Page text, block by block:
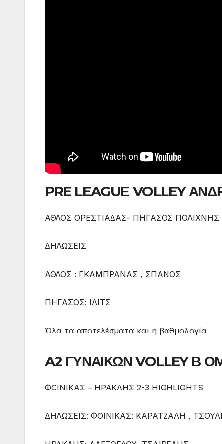
PRE LEAGUΕ VOLLEY
ΑΘΛΟΣ ΟΡΕΣΤΙΑΔΑΣ- ΠΗΓΑΣΟΣ ΠΟΛΙΧΝΗΣ
ΔΗΛΩΣΕΙΣ
ΑΘΛΟΣ : ΓΚΑΜΠΡΑΝΑΣ , ΣΠΑΝΟΣ
ΠΗΓΑΣΟΣ: ΙΛΙΤΣ
Όλα τα αποτελέσματα και η βαθμολογία
A2 ΓΥΝΑΙΚΩΝ VOLLEY Β
ΦΟΙΝΙΚΑΣ – ΗΡΑΚΛΗΣ 2-3 HIGHLIGHTS
ΔΗΛΩΣΕΙΣ: ΦΟΙΝΙΚΑΣ: ΚΑΡΑΤΖΑΛΗ ,